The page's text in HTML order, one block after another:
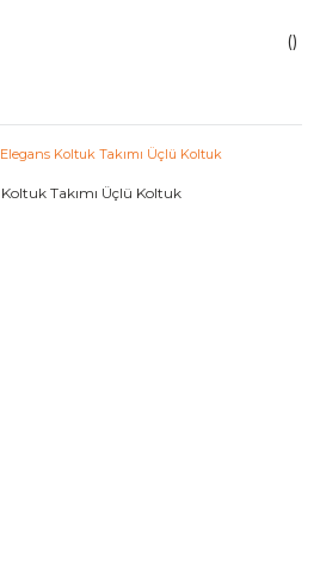
Elegans Koltuk Takımı Üçlü Koltuk